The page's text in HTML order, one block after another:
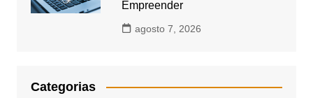
Empreender
agosto 7, 2026
Categorias